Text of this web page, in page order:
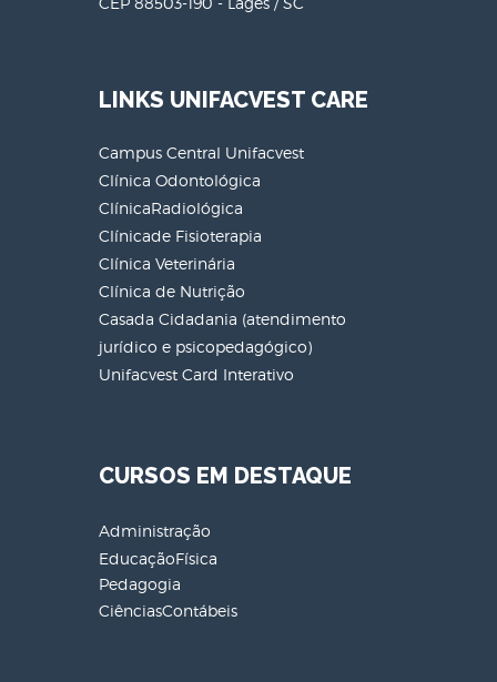
LINKS UNIFACVEST CARE
Campus Central Unifacvest
Clínica Odontológica
ClínicaRadiológica
Clínicade Fisioterapia
Clínica Veterinária
Clínica de Nutrição
Casada Cidadania (atendimento
jurídico e psicopedagógico)
Unifacvest Card Interativo
CURSOS EM DESTAQUE
Administração
EducaçãoFísica
Pedagogia
CiênciasContábeis